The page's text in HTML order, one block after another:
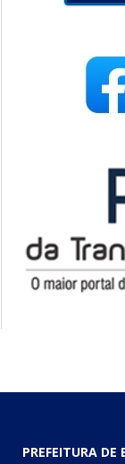
PREFEITURA